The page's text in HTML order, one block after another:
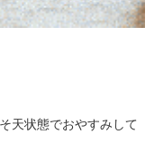
天状態でおやすみして